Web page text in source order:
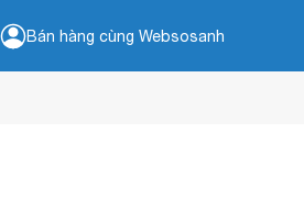
Bán hàng cùng Websosanh